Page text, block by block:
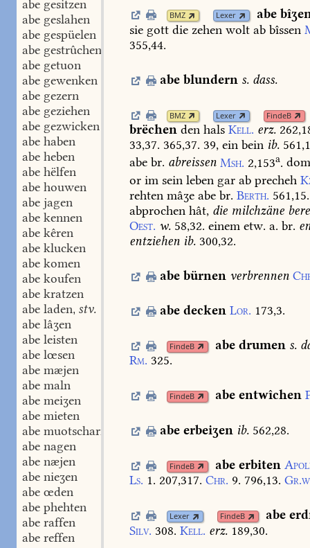
abe gesitzen
abe geslahen
abe gespüelen
abe gestrûchen
abe getuon
abe gewenken
abe gezern
abe geziehen
abe gezwicken
abe haben
abe heben
abe hëlfen
abe houwen
abe jagen
abe kennen
abe kêren
abe klucken
abe komen
abe koufen
abe kratzen
abe laden, stv.
abe lâʒen
abe leisten
abe lœsen
abe mæjen
abe maln
abe meiʒen
abe mieten
abe muotscharn
abe nagen
abe næjen
abe nieʒen
abe œden
abe phehten
abe raffen
abe reffen
BMZ Lexer abe
sie gott die zehen wolt ab bîssen
355,44.
abeblundern s.dass.
BMZ Lexer FindeB
brëchen den hals Kell. erz.
33,37. 365,37. 39, ein bein ib.
abe br. abreissen Msh. 2,153a.
or im sein leben gar ab precheh
rehten mâʒe abe br. Berth. 561,15.
abprochen hât, die milchzäne
Oest. w. 58,32. einem etw. a. br.
entziehen ib. 300,32.
abebürnen verbrennen
abedecken Lor. 173,3.
FindeB abe drumen s.
Rm. 325.
FindeB abe entwîchen
abeerbeiʒen ib. 562,28.
FindeB abe erbiten
Ls. 1. 207,317. Chr. 9. 796,13.
Lexer FindeB abe
Silv. 308. Kell. erz. 189,30.